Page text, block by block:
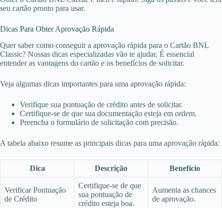
seu cartão pronto para usar.
Dicas Para Obter Aprovação Rápida
Quer saber como conseguir a aprovação rápida para o Cartão BNL
Classic? Nossas dicas especializadas vão te ajudar. É essencial
entender as vantagens do cartão e os benefícios de solicitar.
Veja algumas dicas importantes para uma aprovação rápida:
Verifique sua pontuação de crédito antes de solicitar.
Certifique-se de que sua documentação esteja em ordem.
Preencha o formulário de solicitação com precisão.
A tabela abaixo resume as principais dicas para uma aprovação rápida:
Dica Descrição Benefício
Verificar Pontuação
de Crédito
Certifique-se de que
sua pontuação de
crédito esteja boa.
Aumenta as chances
de aprovação.